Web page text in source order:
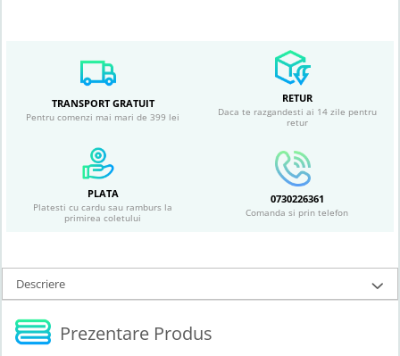
TRANSPORT GRATUIT
Pentru comenzi mai mari de 399 lei
RETUR
Daca te razgandesti ai 14 zile pentru
retur
PLATA
Platesti cu cardu sau ramburs la
primirea coletului
0730226361
Comanda si prin telefon
Descriere
Prezentare Produs